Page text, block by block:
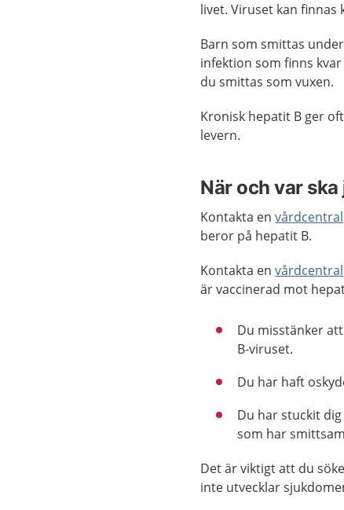
livet. Viruset kan finnas
Barn som smittas
infektion som finns
du smittas som vuxen.
Kronisk hepatit B ger
levern.
När och var
Kontakta envårdcentral
beror på hepatit B.
Kontakta envårdcentral
är vaccinerad mot
Du misstänker
B-viruset.
Du har haft
Du har stuckit
som har
Det är viktigt att du
inte utvecklar